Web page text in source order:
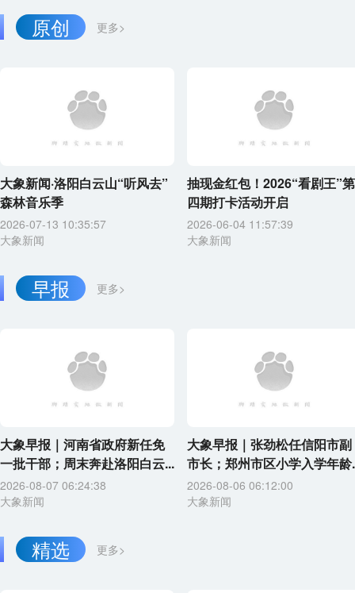
更多>
原创
大象新闻·洛阳白云山“听风去”
森林音乐季
2026-07-13 10:35:57
大象新闻
抽现金红包！2026“看剧王”第
四期打卡活动开启
2026-06-04 11:57:39
大象新闻
更多>
早报
大象早报｜河南省政府新任免
一批干部；周末奔赴洛阳白云...
2026-08-07 06:24:38
大象新闻
大象早报｜张劲松任信阳市副
市长；郑州市区小学入学年龄
2026-08-06 06:12:00
大象新闻
更多>
精选